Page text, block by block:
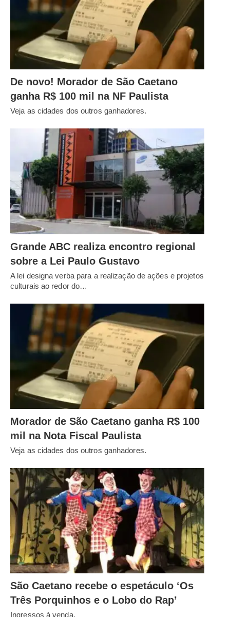
De novo! Morador de São Caetano
ganha R$ 100 mil na NF Paulista
Veja as cidades dos outros ganhadores.
Grande ABC realiza encontro regional
sobre a Lei Paulo Gustavo
A lei designa verba para a realização de ações e projetos
culturais ao redor do…
Morador de São Caetano ganha R$ 100
mil na Nota Fiscal Paulista
Veja as cidades dos outros ganhadores.
São Caetano recebe o espetáculo ‘Os
Três Porquinhos e o Lobo do Rap’
Ingressos à venda.